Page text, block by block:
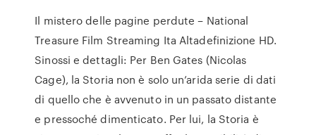
Il mistero delle pagine perdute – National
Treasure Film Streaming Ita Altadefinizione HD.
Sinossi e dettagli: Per Ben Gates (Nicolas
Cage), la Storia non è solo un’arida serie di dati
di quello che è avvenuto in un passato distante
e pressoché dimenticato. Per lui, la Storia è